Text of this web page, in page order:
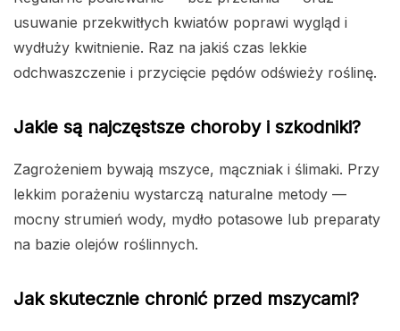
usuwanie przekwitłych kwiatów poprawi wygląd i
wydłuży kwitnienie. Raz na jakiś czas lekkie
odchwaszczenie i przycięcie pędów odświeży roślinę.
Jakie są najczęstsze choroby i szkodniki?
Zagrożeniem bywają mszyce, mączniak i ślimaki. Przy
lekkim porażeniu wystarczą naturalne metody —
mocny strumień wody, mydło potasowe lub preparaty
na bazie olejów roślinnych.
Jak skutecznie chronić przed mszycami?